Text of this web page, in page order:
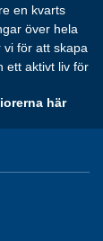
en kvarts
över hela
vi för att skapa
ett aktivt liv för
här